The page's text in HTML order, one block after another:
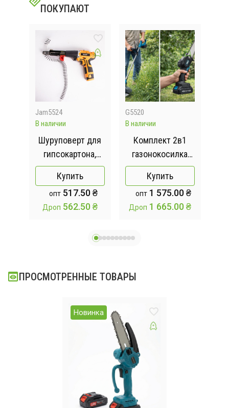
ПОКУПАЮТ
Jam5524
В наличии
Шуруповерт для
гипсокартона,
литиевая
батарея,
беспроводной
гвоздезабивной
Купить
опт517.50 ₴
Дроп 562.50 ₴
G5520
В наличии
Комплект 2в1
газонокосилка
MK-150B и мини
пила
аккумуляторная 6
дюймов 800 W
Купить
опт1 575.00 ₴
Дроп 1 665.00 ₴
ПРОСМОТРЕННЫЕ ТОВАРЫ
Новинка